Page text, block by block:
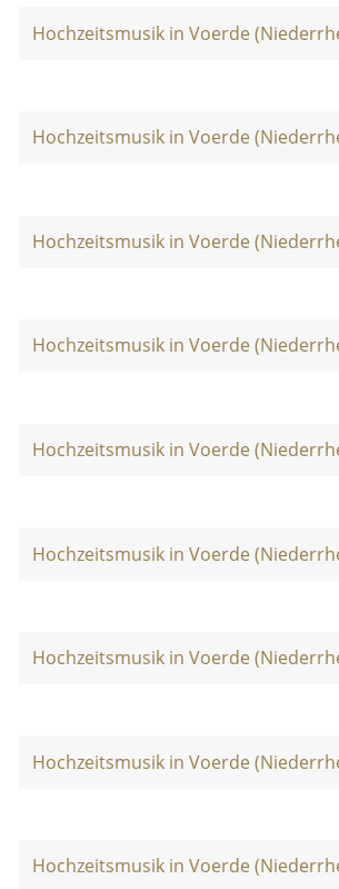
Hochzeitsmusik in Voerde
Hochzeitsmusik in Voerde
Hochzeitsmusik in Voerde
Hochzeitsmusik in Voerde
Hochzeitsmusik in Voerde
Hochzeitsmusik in Voerde
Hochzeitsmusik in Voerde
Hochzeitsmusik in Voerde
Hochzeitsmusik in Voerde